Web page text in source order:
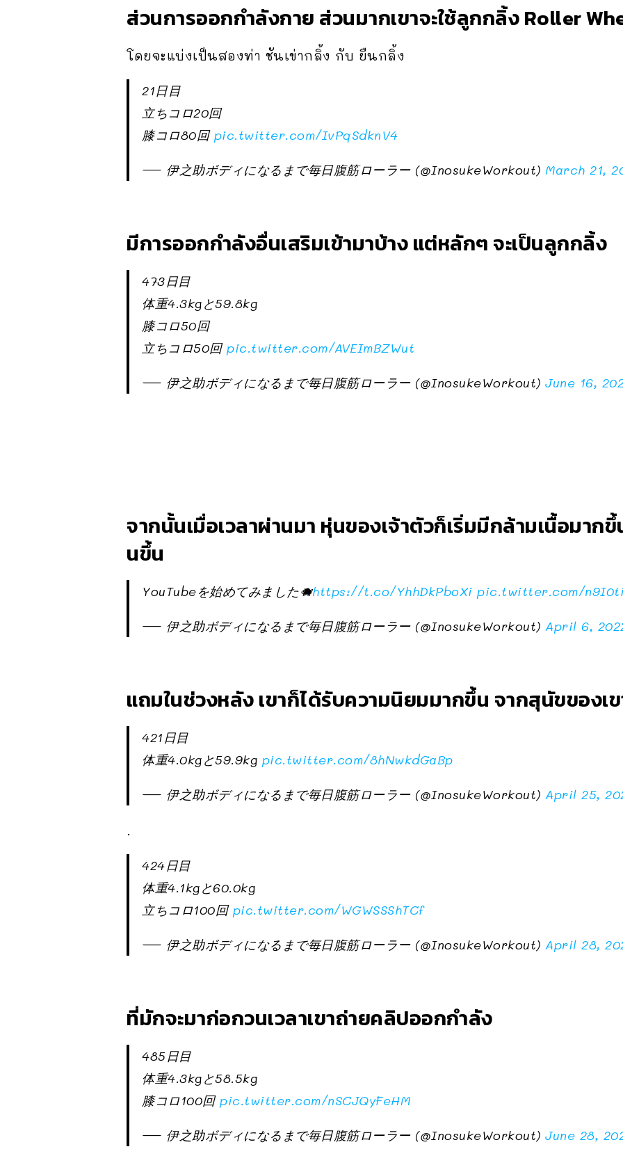
ส่วนการออกกำลังกาย ส่วนมากเขาจะใช้ลูกกลิ้ง Roller
โดยจะแบ่งเป็นสองท่า ชันเข่ากลิ้ง กับ ยืนกลิ้ง
21日目
立ちコロ20回
膝コロ80回 pic.twitter.com/IvPqSdknV4
— 伊之助ボディになるまで毎日腹筋ローラー (@InosukeWorkout) March 21,
มีการออกกำลังอื่นเสริมเข้ามาบ้าง แต่หลักๆ จะเป็นลูกกลิ้ง
473日目
体重4.3kgと59.8kg
膝コロ50回
立ちコロ50回 pic.twitter.com/AVEImBZWut
— 伊之助ボディになるまで毎日腹筋ローラー (@InosukeWorkout) June 16,
จากนั้นเมื่อเวลาผ่านมา หุ่นของเจ้าตัวก็เริ่มมีกล้ามเนื้อมา
นขึ้น
YouTubeを始めてみました🐗https://t.co/YhhDkPboXi pic.twitter.com/
— 伊之助ボディになるまで毎日腹筋ローラー (@InosukeWorkout) April 6,
แถมในช่วงหลัง เขาก็ได้รับความนิยมมากขึ้น จากสุนัขของเ
421日目
体重4.0kgと59.9kg pic.twitter.com/8hNwkdGaBp
— 伊之助ボディになるまで毎日腹筋ローラー (@InosukeWorkout) April 25,
.
424日目
体重4.1kgと60.0kg
立ちコロ100回 pic.twitter.com/WGWSSShTCf
— 伊之助ボディになるまで毎日腹筋ローラー (@InosukeWorkout) April 28,
ที่มักจะมาก่อกวนเวลาเขาถ่ายคลิปออกกำลัง
485日目
体重4.3kgと58.5kg
膝コロ100回 pic.twitter.com/nSCJQyFeHM
— 伊之助ボディになるまで毎日腹筋ローラー (@InosukeWorkout) June 28,